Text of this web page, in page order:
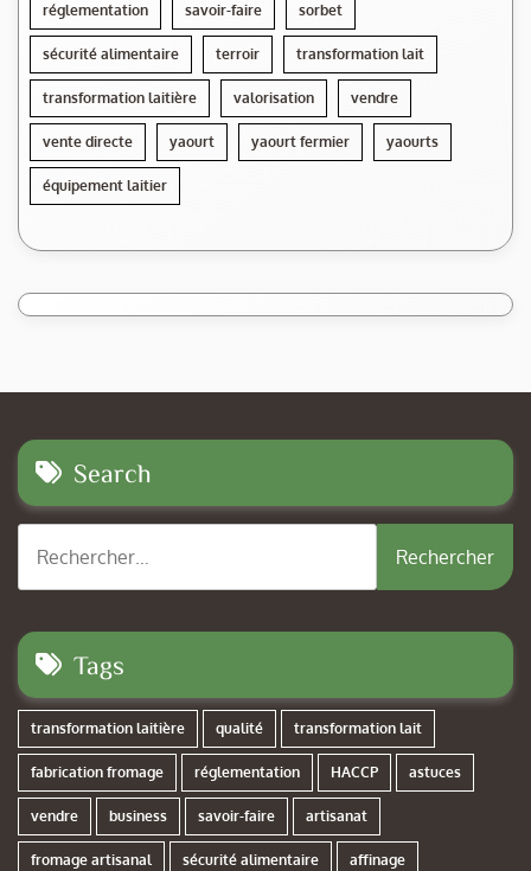
réglementation savoir-faire sorbet
sécurité alimentaire terroir transformation lait
transformation laitière valorisation vendre
vente directe yaourt yaourt fermier yaourts
équipement laitier
Search
Tags
transformation laitière qualité transformation lait
fabrication fromage réglementation HACCP astuces
vendre business savoir-faire artisanat
fromage artisanal sécurité alimentaire affinage